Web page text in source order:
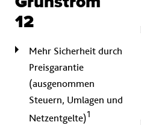
12
Mehr Sicherheit durch
Preisgarantie
(ausgenommen
Steuern, Umlagen und
Netzentgelte)1